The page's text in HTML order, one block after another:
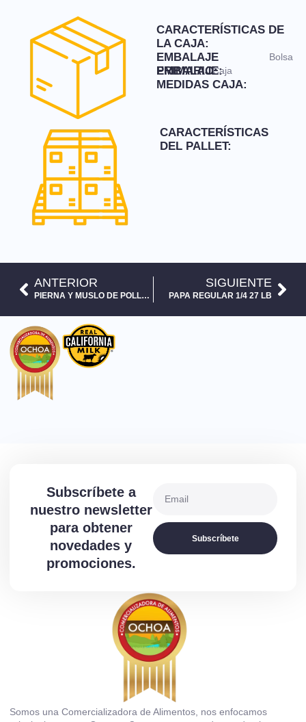
CARACTERÍSTICAS DE
LA CAJA:
EMBALAJE
PRIMARIO:
Bolsa
EMBALAJE:Caja
MEDIDAS CAJA:
CARACTERÍSTICAS
DEL PALLET:
ANTERIOR
PIERNA Y MUSLO DE POLLO TYSON CONGELADO 40 LB
SIGUIENTE
PAPA REGULAR 1/4 27 LB
Subscríbete a
nuestro newsletter
para obtener
novedades y
promociones.
Subscríbete
Somos una Comercializadora de Alimentos, nos enfocamos